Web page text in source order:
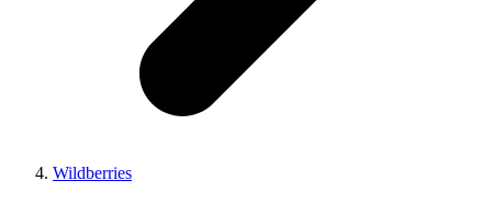
Wildberries